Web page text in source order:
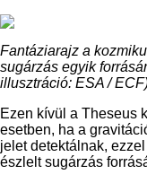
Fantáziarajz a
sugárzás egyik
illusztráció: ESA /
Ezen kívül a Theseus
esetben, ha a
jelet detektálnak,
észlelt sugárzás